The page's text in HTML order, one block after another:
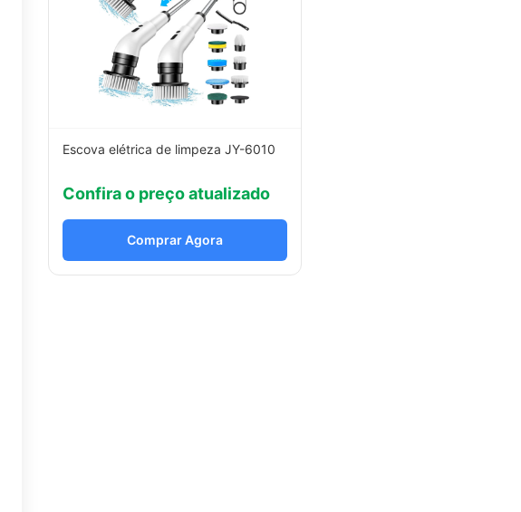
Escova elétrica de limpeza JY-6010
Confira o preço atualizado
Comprar Agora